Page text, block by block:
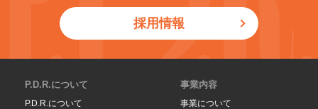
採用情報
P.D.R.について
P.D.R.について
事業内容
事業について